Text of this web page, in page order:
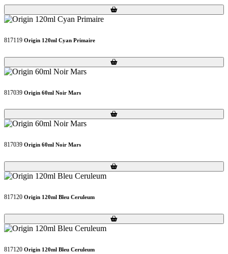
Loading...
Loading...
817119 Origin 120ml Cyan Primaire
Loading...
Loading...
817039 Origin 60ml Noir Mars
Loading...
Loading...
817039 Origin 60ml Noir Mars
Loading...
Loading...
817120 Origin 120ml Bleu Ceruleum
Loading...
Loading...
817120 Origin 120ml Bleu Ceruleum